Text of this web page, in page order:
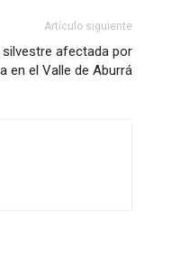
Artículo siguiente
afectada por
en el Valle de Aburrá